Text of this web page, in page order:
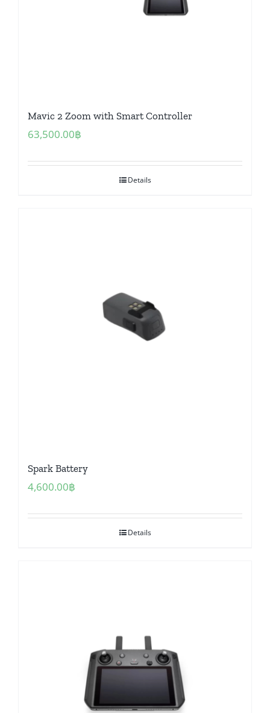
Mavic 2 Zoom with Smart Controller
63,500.00฿
Details
Spark Battery
4,600.00฿
Details